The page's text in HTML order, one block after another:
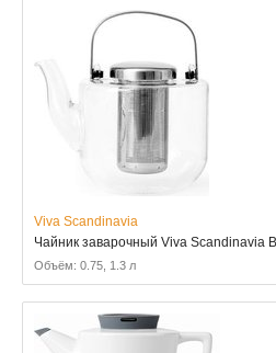
Viva Scandinavia
Чайник заварочный Viva Scandinavia
Объём: 0.75, 1.3 л